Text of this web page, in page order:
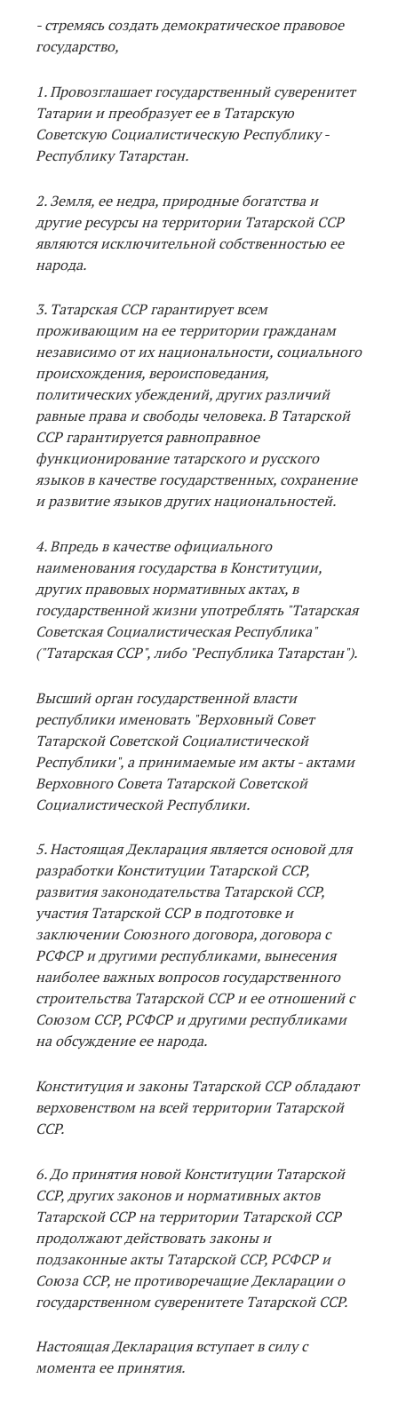
- стремясь создать демократическое правовое
государство,
1. Провозглашает государственный суверенитет
Татарии и преобразует ее в Татарскую
Советскую Социалистическую Республику -
Республику Татарстан.
2. Земля, ее недра, природные богатства и
другие ресурсы на территории Татарской ССР
являются исключительной собственностью ее
народа.
3. Татарская ССР гарантирует всем
проживающим на ее территории гражданам
независимо от их национальности, социального
происхождения, вероисповедания,
политических убеждений, других различий
равные права и свободы человека. В Татарской
ССР гарантируется равноправное
функционирование татарского и русского
языков в качестве государственных, сохранение
и развитие языков других национальностей.
4. Впредь в качестве официального
наименования государства в Конституции,
других правовых нормативных актах, в
государственной жизни употреблять "Татарская
Советская Социалистическая Республика"
("Татарская ССР", либо "Республика Татарстан").
Высший орган государственной власти
республики именовать "Верховный Совет
Татарской Советской Социалистической
Республики", а принимаемые им акты - актами
Верховного Совета Татарской Советской
Социалистической Республики.
5. Настоящая Декларация является основой для
разработки Конституции Татарской ССР,
развития законодательства Татарской ССР,
участия Татарской ССР в подготовке и
заключении Союзного договора, договора с
РСФСР и другими республиками, вынесения
наиболее важных вопросов государственного
строительства Татарской ССР и ее отношений с
Союзом ССР, РСФСР и другими республиками
на обсуждение ее народа.
Конституция и законы Татарской ССР обладают
верховенством на всей территории Татарской
ССР.
6. До принятия новой Конституции Татарской
ССР, других законов и нормативных актов
Татарской ССР на территории Татарской ССР
продолжают действовать законы и
подзаконные акты Татарской ССР, РСФСР и
Союза ССР, не противоречащие Декларации о
государственном суверенитете Татарской ССР.
Настоящая Декларация вступает в силу с
момента ее принятия.